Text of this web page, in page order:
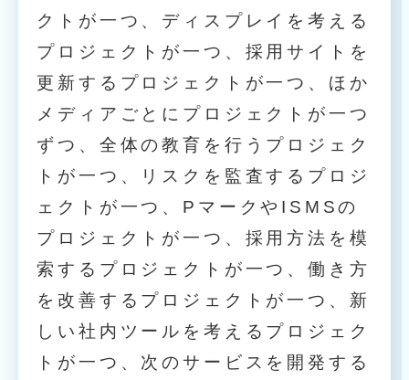
クトが一つ、ディスプレイを考える
プロジェクトが一つ、採用サイトを
更新するプロジェクトが一つ、ほか
メディアごとにプロジェクトが一つ
ずつ、全体の教育を行うプロジェク
トが一つ、リスクを監査するプロジ
ェクトが一つ、PマークやISMSの
プロジェクトが一つ、採用方法を模
索するプロジェクトが一つ、働き方
を改善するプロジェクトが一つ、新
しい社内ツールを考えるプロジェク
トが一つ、次のサービスを開発する